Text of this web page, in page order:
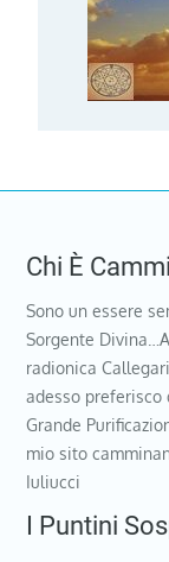
Chi È
Sono un essere
Sorgente
radionica
adesso
Grande
mio sito
Iuliucci
I Puntini